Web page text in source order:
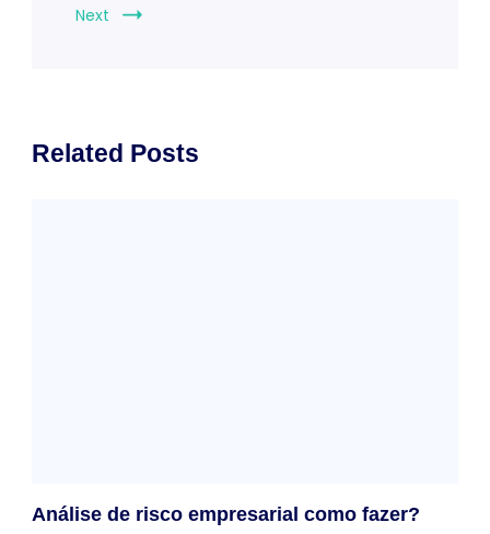
Next
Related Posts
Análise de risco empresarial como fazer?